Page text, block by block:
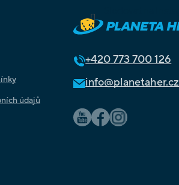
údajů
+420773 700 126
info@planetaher.cz